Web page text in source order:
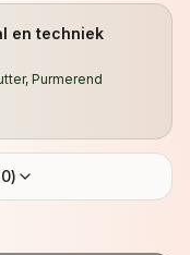
welkom voor
en techniek
Purmerend
)